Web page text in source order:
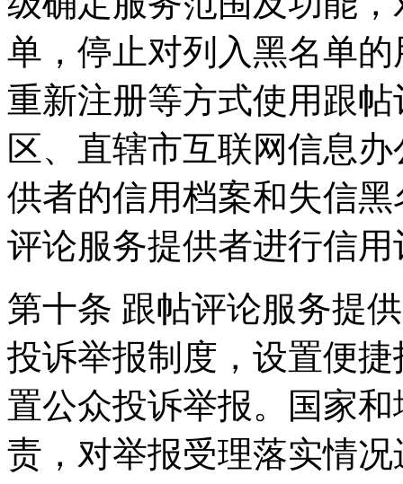
单，停止对列入黑名单
重新注册等方式使用跟
区、直辖市互联网信息
供者的信用档案和失信
评论服务提供者进行信用
第十条 跟帖评论服务提
投诉举报制度，设置便
置公众投诉举报。国家
责，对举报受理落实情